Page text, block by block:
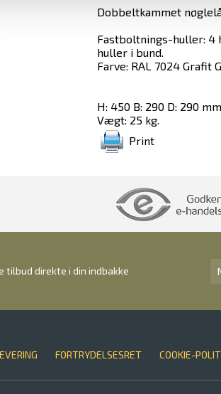
Dobbeltkammet
Fastboltnings-huller: 4
huller i bund.
Farve: RAL 7024 Grafit
H: 450 B: 290 D: 290 mm.
Vægt: 25 kg.
Print
tilbud direkte i din indbakke
FORTRYDELSESRET COOKIE-